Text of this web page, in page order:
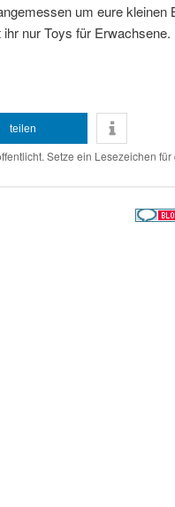
um eure kleinen
nur Toys für Erwachsene.
teilen
Setze ein Lesezeichen für